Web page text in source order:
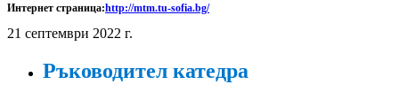
Интернет страница:http://mtm.tu-sofia.bg/
21 септември 2022 г.
Ръководител катедра